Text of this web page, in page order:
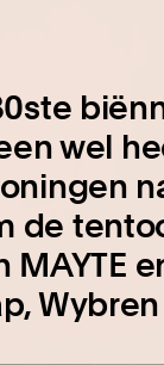
wel
de